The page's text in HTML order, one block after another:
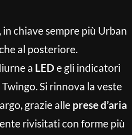
chiave sempre più Urban
al posteriore.
a LED e gli indicatori
Si rinnova la veste
grazie alle prese d’aria
rivisitati con forme più